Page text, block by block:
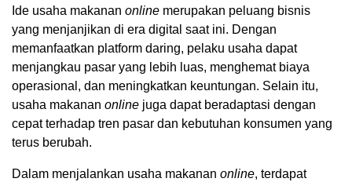
Ide usaha makanan online merupakan peluang bisnis
yang menjanjikan di era digital saat ini. Dengan
memanfaatkan platform daring, pelaku usaha dapat
menjangkau pasar yang lebih luas, menghemat biaya
operasional, dan meningkatkan keuntungan. Selain itu,
usaha makanan online juga dapat beradaptasi dengan
cepat terhadap tren pasar dan kebutuhan konsumen yang
terus berubah.
Dalam menjalankan usaha makanan online, terdapat